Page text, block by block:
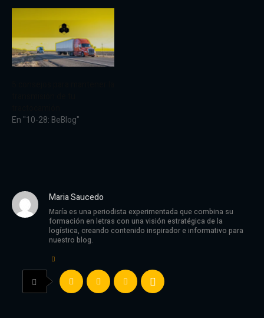
En "10-28: BeBlog"
Maria Saucedo
María es una periodista experimentada que combina su
formación en letras con una visión estratégica de la
logística, creando contenido inspirador e informativo para
nuestro blog.